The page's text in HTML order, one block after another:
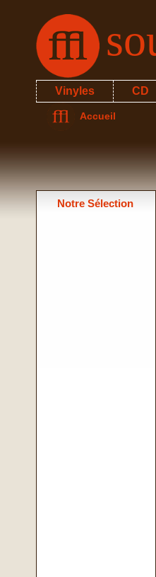
Vinyles CD
Accueil
Notre Sélection